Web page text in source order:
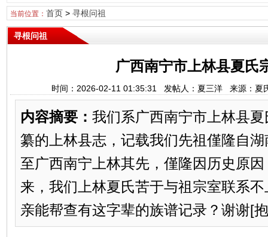
当前位置： 首页> 寻根问祖
寻根问祖
广西南宁市上林县夏氏
时间：2026-02-11 01:35:31 发帖人：夏三洋 来源：夏
内容摘要： 我们系广西南宁市上林县
纂的上林县志，记载我们先祖僅隆自
至广西南宁上林其先，僅隆因历史原
来，我们上林夏氏苦于与祖宗室联系
亲能帮查有这字辈的族谱记录？谢谢[